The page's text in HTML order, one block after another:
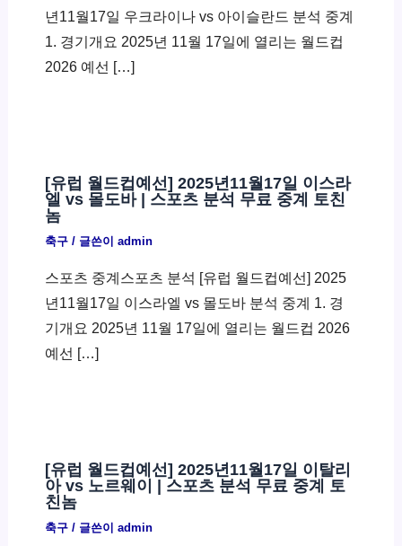
년11월17일 우크라이나 vs 아이슬란드 분석 중계
1. 경기개요 2025년 11월 17일에 열리는 월드컵
2026 예선 […]
[유럽 월드컵예선] 2025년11월17일 이스라
엘 vs 몰도바 | 스포츠 분석 무료 중계 토친
놈
축구/ 글쓴이 admin
스포츠 중계스포츠 분석 [유럽 월드컵예선] 2025
년11월17일 이스라엘 vs 몰도바 분석 중계 1. 경
기개요 2025년 11월 17일에 열리는 월드컵 2026
예선 […]
[유럽 월드컵예선] 2025년11월17일 이탈리
아 vs 노르웨이 | 스포츠 분석 무료 중계 토
친놈
축구/ 글쓴이 admin